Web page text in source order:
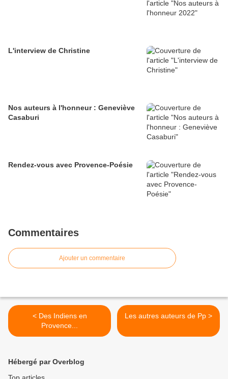
L'interview de Christine
Nos auteurs à l'honneur : Geneviève
Casaburi
Rendez-vous avec Provence-Poésie
Commentaires
Ajouter un commentaire
< Des Indiens en
Provence...
Les autres auteurs de Pp >
Hébergé par Overblog